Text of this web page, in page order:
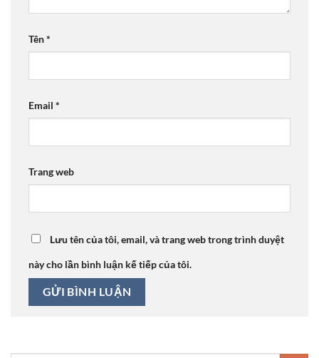
Tên*
Email *
Trang web
Lưu tên của tôi, email, và trang web trong trình duyệt
này cho lần bình luận kế tiếp của tôi.